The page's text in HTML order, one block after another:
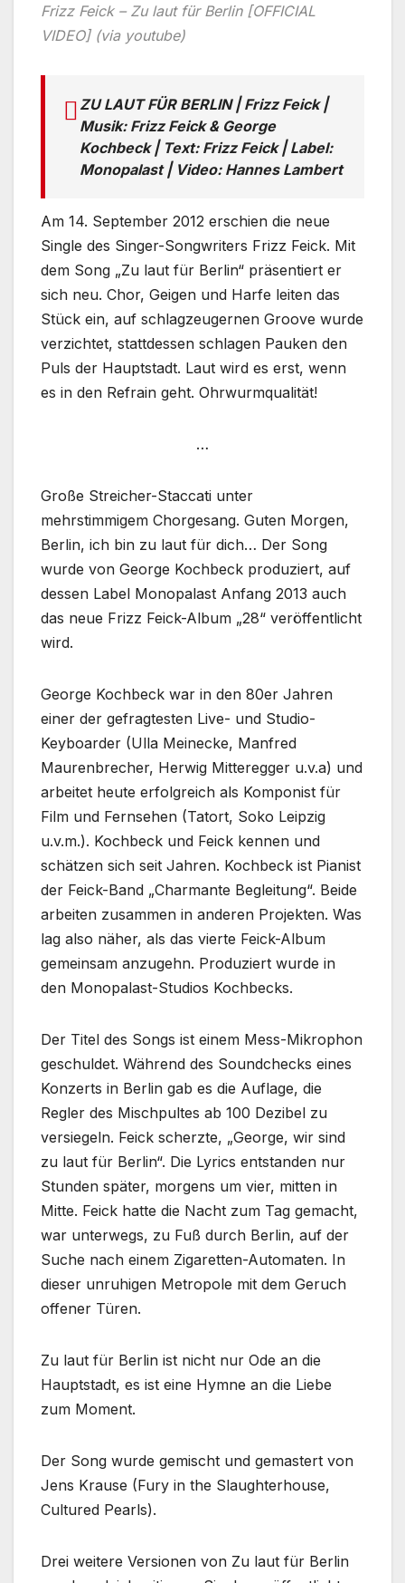
Frizz Feick – Zu laut für Berlin [OFFICIAL
VIDEO] (via youtube)
ZU LAUT FÜR BERLIN | Frizz Feick |
Musik: Frizz Feick & George
Kochbeck | Text: Frizz Feick | Label:
Monopalast | Video: Hannes Lambert
Am 14. September 2012 erschien die neue
Single des Singer-Songwriters Frizz Feick. Mit
dem Song „Zu laut für Berlin“ präsentiert er
sich neu. Chor, Geigen und Harfe leiten das
Stück ein, auf schlagzeugernen Groove wurde
verzichtet, stattdessen schlagen Pauken den
Puls der Hauptstadt. Laut wird es erst, wenn
es in den Refrain geht. Ohrwurmqualität!
…
Große Streicher-Staccati unter
mehrstimmigem Chorgesang. Guten Morgen,
Berlin, ich bin zu laut für dich… Der Song
wurde von George Kochbeck produziert, auf
dessen Label Monopalast Anfang 2013 auch
das neue Frizz Feick-Album „28“ veröffentlicht
wird.
George Kochbeck war in den 80er Jahren
einer der gefragtesten Live- und Studio-
Keyboarder (Ulla Meinecke, Manfred
Maurenbrecher, Herwig Mitteregger u.v.a) und
arbeitet heute erfolgreich als Komponist für
Film und Fernsehen (Tatort, Soko Leipzig
u.v.m.). Kochbeck und Feick kennen und
schätzen sich seit Jahren. Kochbeck ist Pianist
der Feick-Band „Charmante Begleitung“. Beide
arbeiten zusammen in anderen Projekten. Was
lag also näher, als das vierte Feick-Album
gemeinsam anzugehn. Produziert wurde in
den Monopalast-Studios Kochbecks.
Der Titel des Songs ist einem Mess-Mikrophon
geschuldet. Während des Soundchecks eines
Konzerts in Berlin gab es die Auflage, die
Regler des Mischpultes ab 100 Dezibel zu
versiegeln. Feick scherzte, „George, wir sind
zu laut für Berlin“. Die Lyrics entstanden nur
Stunden später, morgens um vier, mitten in
Mitte. Feick hatte die Nacht zum Tag gemacht,
war unterwegs, zu Fuß durch Berlin, auf der
Suche nach einem Zigaretten-Automaten. In
dieser unruhigen Metropole mit dem Geruch
offener Türen.
Zu laut für Berlin ist nicht nur Ode an die
Hauptstadt, es ist eine Hymne an die Liebe
zum Moment.
Der Song wurde gemischt und gemastert von
Jens Krause (Fury in the Slaughterhouse,
Cultured Pearls).
Drei weitere Versionen von Zu laut für Berlin